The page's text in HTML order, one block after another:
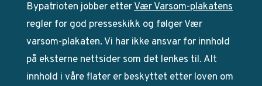
Bypatrioten jobber etterVær Varsom-plakatens
regler for god presseskikk og følger Vær
varsom-plakaten. Vi har ikke ansvar for innhold
på eksterne nettsider som det lenkes til. Alt
innhold i våre flater er beskyttet etter loven om